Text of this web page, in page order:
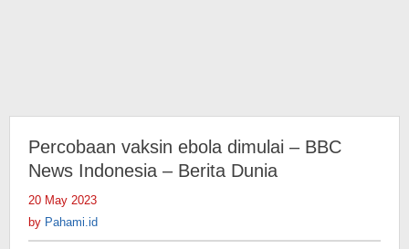
Percobaan vaksin ebola dimulai – BBC
News Indonesia – Berita Dunia
20 May 2023
by Pahami.id